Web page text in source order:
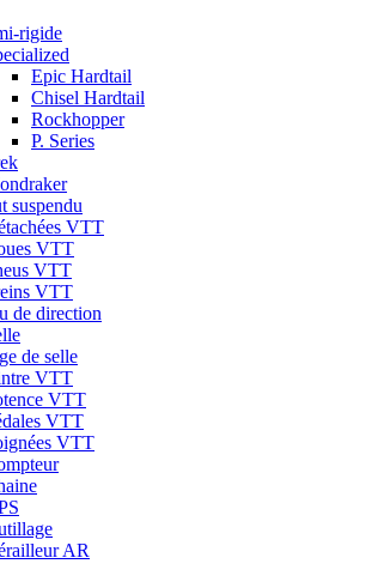
rigide
Epic Hardtail
Chisel Hardtail
Rockhopper
P. Series
suspendu
VTT
VTT
VTT
VTT
de direction
de selle
VTT
VTT
VTT
VTT
AR